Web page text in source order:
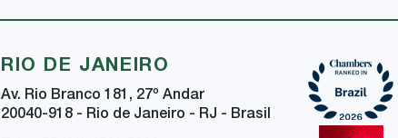
RIO DE JANEIRO
Av. Rio Branco 181, 27º Andar
20040-918 - Rio de Janeiro - RJ - Brasil